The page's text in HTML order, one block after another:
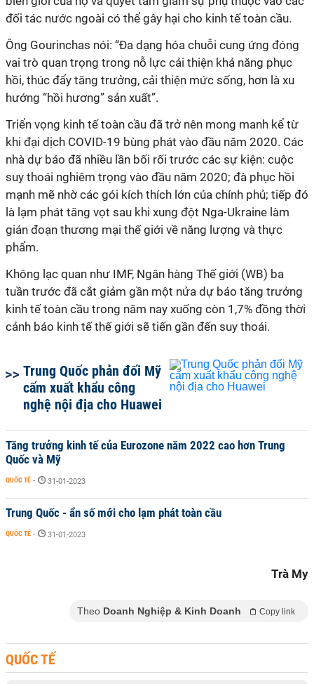
đối tác nước ngoài có thể gây hại cho kinh tế toàn cầu.
Ông Gourinchas nói: “Đa dạng hóa chuỗi cung ứng đóng
vai trò quan trọng trong nỗ lực cải thiện khả năng phục
hồi, thúc đẩy tăng trưởng, cải thiện mức sống, hơn là xu
hướng “hồi hương” sản xuất”.
Triển vọng kinh tế toàn cầu đã trở nên mong manh kể từ
khi đại dịch COVID-19 bùng phát vào đầu năm 2020. Các
nhà dự báo đã nhiều lần bối rối trước các sự kiện: cuộc
suy thoái nghiêm trọng vào đầu năm 2020; đà phục hồi
mạnh mẽ nhờ các gói kích thích lớn của chính phủ; tiếp đó
là lạm phát tăng vọt sau khi xung đột Nga-Ukraine làm
gián đoạn thương mại thế giới về năng lượng và thực
phẩm.
Không lạc quan như IMF, Ngân hàng Thế giới (WB) ba
tuần trước đã cắt giảm gần một nửa dự báo tăng trưởng
kinh tế toàn cầu trong năm nay xuống còn 1,7% đồng thời
cảnh báo kinh tế thế giới sẽ tiến gần đến suy thoái.
Trung Quốc phản đối Mỹ
cấm xuất khẩu công
nghệ nội địa cho Huawei
Tăng trưởng kinh tế của Eurozone năm 2022 cao hơn Trung
Quốc và Mỹ
QUỐC TẾ - 31-01-2023
Trung Quốc - ẩn số mới cho lạm phát toàn cầu
QUỐC TẾ - 31-01-2023
Trà My
Theo Doanh Nghiệp & Kinh Doanh Copy link
QUỐC TẾ